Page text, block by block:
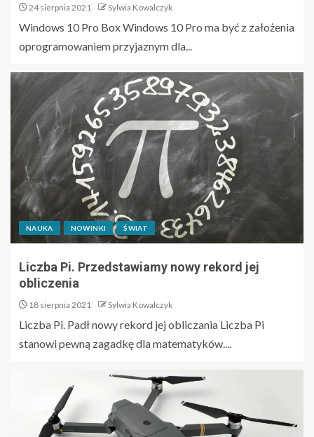
24 sierpnia 2021 Sylwia Kowalczyk
Windows 10 Pro Box Windows 10 Pro ma być z założenia
oprogramowaniem przyjaznym dla...
NAUKA NOWINKI ŚWIAT
Liczba Pi. Przedstawiamy nowy rekord jej
obliczenia
18 sierpnia 2021 Sylwia Kowalczyk
Liczba Pi. Padł nowy rekord jej obliczania Liczba Pi
stanowi pewną zagadkę dla matematyków....